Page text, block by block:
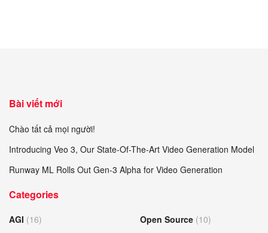
Bài viết mới
Chào tất cả mọi người!
Introducing Veo 3, Our State-Of-The-Art Video Generation Model
Runway ML Rolls Out Gen-3 Alpha for Video Generation
Categories
AGI (16)
Open Source (10)